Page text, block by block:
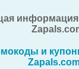
информация
и